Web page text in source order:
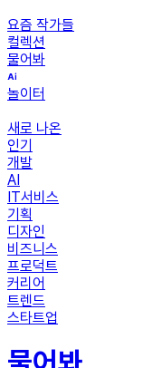
요즘 작가들
컬렉션
물어봐
놀이터
새로 나온
인기
개발
AI
IT서비스
기획
디자인
비즈니스
프로덕트
커리어
트렌드
스타트업